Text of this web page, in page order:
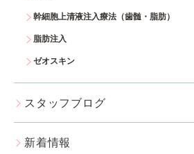
幹細胞上清液注入療法（歯髄・脂肪）
脂肪注入
ゼオスキン
スタッフブログ
新着情報